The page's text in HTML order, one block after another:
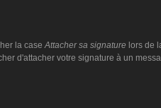
la caseAttacher sa signature lors de
d'attacher votre signature à un